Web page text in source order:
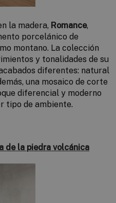
la madera, Romance,
porcelánico de
montano. La colección
y tonalidades de su
diferentes: natural
una mosaico de corte
diferencial y moderno
tipo de ambiente.
de la piedra volcánica